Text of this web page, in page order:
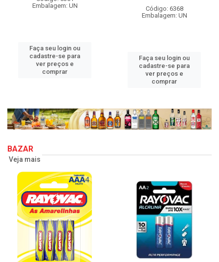
Embalagem: UN
Faça seu login ou
cadastre-se para
ver preços e
comprar
Código: 6368
Embalagem: UN
Faça seu login ou
cadastre-se para
ver preços e
comprar
BAZAR
Veja mais